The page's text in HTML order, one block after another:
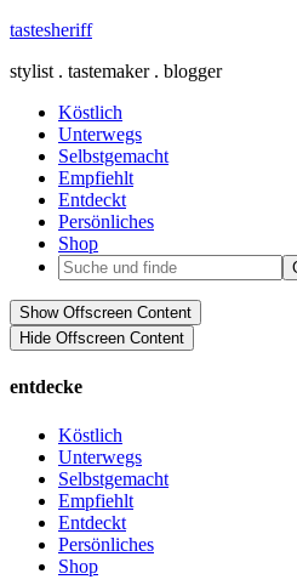
tastesheriff
stylist . tastemaker . blogger
Köstlich
Unterwegs
Selbstgemacht
Empfiehlt
Entdeckt
Persönliches
Shop
Show Offscreen Content
Hide Offscreen Content
entdecke
Köstlich
Unterwegs
Selbstgemacht
Empfiehlt
Entdeckt
Persönliches
Shop